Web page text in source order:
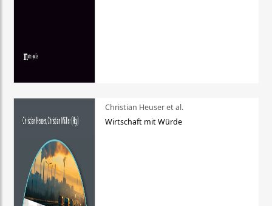
Christian Heuser et al.
Wirtschaft mit Würde